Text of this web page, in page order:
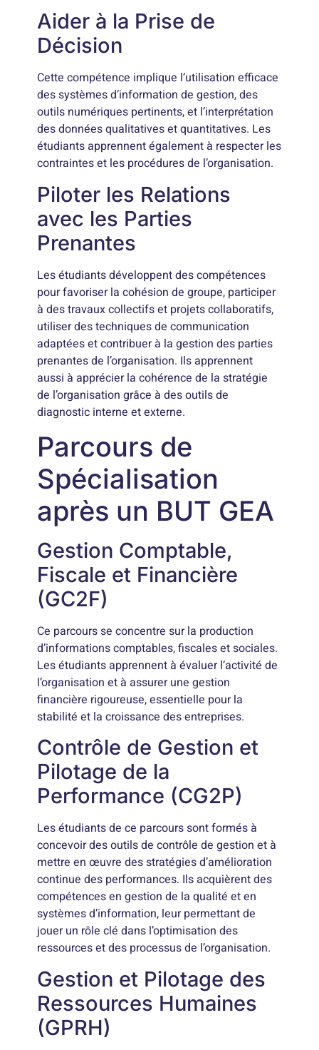
Aider à la Prise de
Décision
Cette compétence implique l’utilisation efficace
des systèmes d’information de gestion, des
outils numériques pertinents, et l’interprétation
des données qualitatives et quantitatives. Les
étudiants apprennent également à respecter les
contraintes et les procédures de l’organisation.
Piloter les Relations
avec les Parties
Prenantes
Les étudiants développent des compétences
pour favoriser la cohésion de groupe, participer
à des travaux collectifs et projets collaboratifs,
utiliser des techniques de communication
adaptées et contribuer à la gestion des parties
prenantes de l’organisation. Ils apprennent
aussi à apprécier la cohérence de la stratégie
de l’organisation grâce à des outils de
diagnostic interne et externe.
Parcours de
Spécialisation
après un BUT GEA
Gestion Comptable,
Fiscale et Financière
(GC2F)
Ce parcours se concentre sur la production
d’informations comptables, fiscales et sociales.
Les étudiants apprennent à évaluer l’activité de
l’organisation et à assurer une gestion
financière rigoureuse, essentielle pour la
stabilité et la croissance des entreprises.
Contrôle de Gestion et
Pilotage de la
Performance (CG2P)
Les étudiants de ce parcours sont formés à
concevoir des outils de contrôle de gestion et à
mettre en œuvre des stratégies d’amélioration
continue des performances. Ils acquièrent des
compétences en gestion de la qualité et en
systèmes d’information, leur permettant de
jouer un rôle clé dans l’optimisation des
ressources et des processus de l’organisation.
Gestion et Pilotage des
Ressources Humaines
(GPRH)